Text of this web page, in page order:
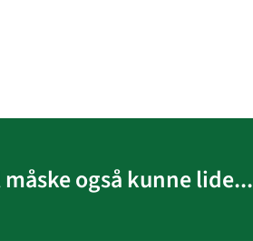
måske også kunne lide...